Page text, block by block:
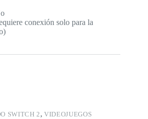
conexión solo para la
SWITCH 2,VIDEOJUEGOS